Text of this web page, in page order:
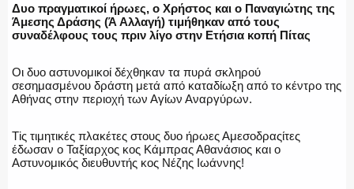
ΕΝΟΠΛΕΣ ΔΥΝΑΜΕΙΣ
ΕΚΑΒ
Δυο πραγματικοί ήρωες, ο Χρήστος και ο Παναγιώτης της
Άμεσης Δράσης (Ά Αλλαγή) τιμήθηκαν από τους
συναδέλφους τους πριν λίγο στην Ετήσια κοπή Πίτας
Οι δυο αστυνομικοί δέχθηκαν τα πυρά σκληρού
σεσημασμένου δράστη μετά από καταδίωξη από το κέντρο της
Αθήνας στην περιοχή των Αγίων Αναργύρων.
Τiς τιμητικές πλακέτες στους δυο ήρωες Αμεσοδραςίτες
έδωσαν ο Ταξίαρχος κος Κάμπρας Αθανάσιος και ο
Αστυνομικός διευθυντής κος Νέζης Ιωάννης!